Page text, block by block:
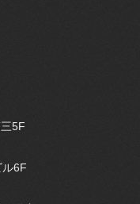
5F
6F